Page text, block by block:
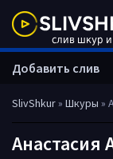
SlivShkur» Шкуры »
Анастасия
Добавить слив